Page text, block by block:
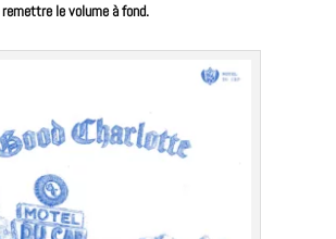
le volume à fond.